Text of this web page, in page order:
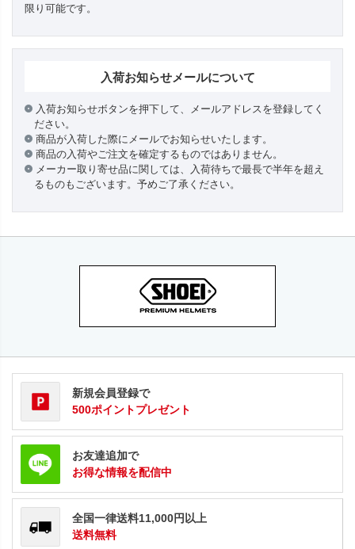
限り可能です。
入荷お知らせメールについて
入荷お知らせボタンを押下して、メールアドレスを登録してく
ださい。
商品が入荷した際にメールでお知らせいたします。
商品の入荷やご注文を確定するものではありません。
メーカー取り寄せ品に関しては、入荷待ちで最長で半年を超え
るものもございます。予めご了承ください。
新規会員登録で
500ポイントプレゼント
お友達追加で
お得な情報を配信中
全国一律送料11,000円以上
送料無料